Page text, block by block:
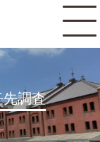
先調査